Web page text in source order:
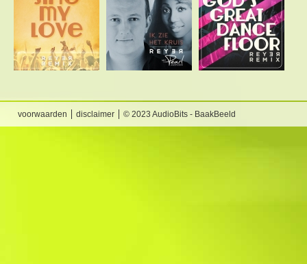
voorwaarden disclaimer © 2023 AudioBits - BaakBeeld